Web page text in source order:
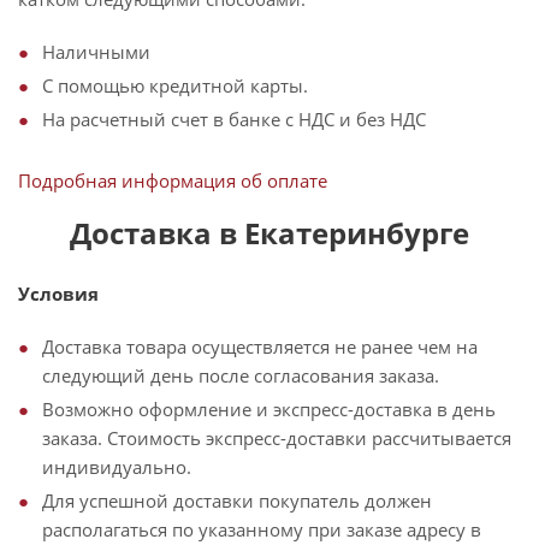
Наличными
С помощью кредитной карты.
На расчетный счет в банке с НДС и без НДС
Подробная информация об оплате
Доставка в Екатеринбурге
Условия
Доставка товара осуществляется не ранее чем на
следующий день после согласования заказа.
Возможно оформление и экспресс-доставка в день
заказа. Стоимость экспресс-доставки рассчитывается
индивидуально.
Для успешной доставки покупатель должен
располагаться по указанному при заказе адресу в